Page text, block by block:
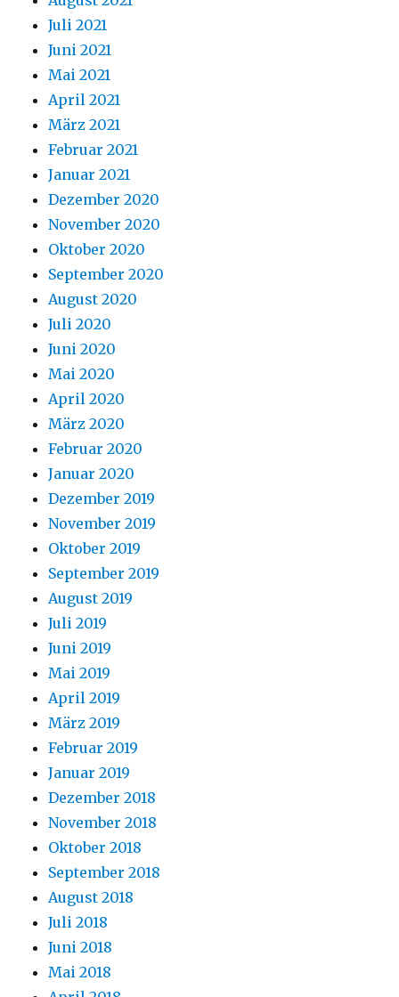
Juli 2021
Juni 2021
Mai 2021
April 2021
März 2021
Februar 2021
Januar 2021
Dezember 2020
November 2020
Oktober 2020
September 2020
August 2020
Juli 2020
Juni 2020
Mai 2020
April 2020
März 2020
Februar 2020
Januar 2020
Dezember 2019
November 2019
Oktober 2019
September 2019
August 2019
Juli 2019
Juni 2019
Mai 2019
April 2019
März 2019
Februar 2019
Januar 2019
Dezember 2018
November 2018
Oktober 2018
September 2018
August 2018
Juli 2018
Juni 2018
Mai 2018